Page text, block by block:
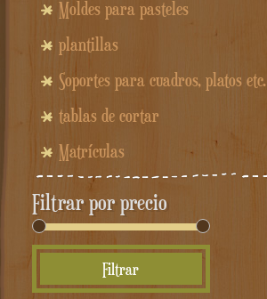
Moldes para pasteles
plantillas
Soportes para cuadros, platos etc.
tablas de cortar
Matrículas
Filtrar por precio
mínimo
máximo
Filtrar